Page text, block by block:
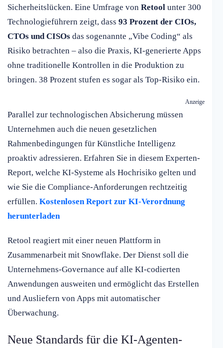
Sicherheitslücken. Eine Umfrage von Retool unter 300
Technologieführern zeigt, dass 93 Prozent der CIOs,
CTOs und CISOs das sogenannte „Vibe Coding“ als
Risiko betrachten – also die Praxis, KI-generierte Apps
ohne traditionelle Kontrollen in die Produktion zu
bringen. 38 Prozent stufen es sogar als Top-Risiko ein.
Anzeige
Parallel zur technologischen Absicherung müssen
Unternehmen auch die neuen gesetzlichen
Rahmenbedingungen für Künstliche Intelligenz
proaktiv adressieren. Erfahren Sie in diesem Experten-
Report, welche KI-Systeme als Hochrisiko gelten und
wie Sie die Compliance-Anforderungen rechtzeitig
erfüllen. Kostenlosen Report zur KI-Verordnung
herunterladen
Retool reagiert mit einer neuen Plattform in
Zusammenarbeit mit Snowflake. Der Dienst soll die
Unternehmens-Governance auf alle KI-codierten
Anwendungen ausweiten und ermöglicht das Erstellen
und Ausliefern von Apps mit automatischer
Überwachung.
Neue Standards für die KI-Agenten-